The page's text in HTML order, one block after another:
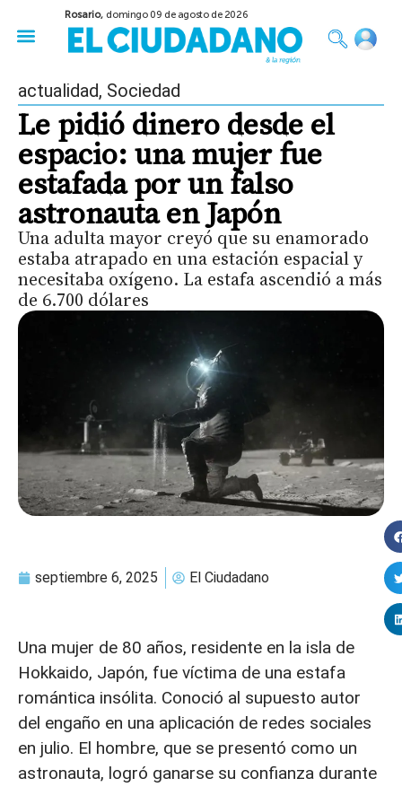
Rosario, domingo 09 de agosto de 2026
actualidad, Sociedad
Le pidió dinero desde el
espacio: una mujer fue
estafada por un falso
astronauta en Japón
Una adulta mayor creyó que su enamorado
estaba atrapado en una estación espacial y
necesitaba oxígeno. La estafa ascendió a más
de 6.700 dólares
septiembre 6, 2025 El Ciudadano
Una mujer de 80 años, residente en la isla de
Hokkaido, Japón, fue víctima de una estafa
romántica insólita. Conoció al supuesto autor
del engaño en una aplicación de redes sociales
en julio. El hombre, que se presentó como un
astronauta, logró ganarse su confianza durante